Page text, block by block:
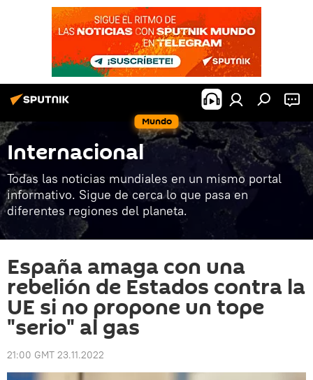
Mundo
Internacional
Todas las noticias mundiales en un mismo portal
informativo. Sigue de cerca lo que pasa en
diferentes regiones del planeta.
España amaga con una
rebelión de Estados contra la
UE si no propone un tope
"serio" al gas
21:00 GMT 23.11.2022